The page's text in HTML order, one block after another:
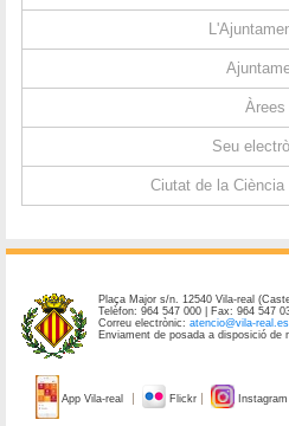
Àrees
Seu
Ciutat de la
Plaça Major s/n. 12540 Vila-real
Telèfon: 964 547 000 | Fax: 964 547
Correu electrònic:atencio@vila-real.es
Enviament de posada a disposició
App Vila-real Flickr Instagram